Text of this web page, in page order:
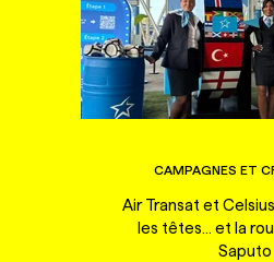
CAMPAGNES ET
Air Transat et
les têtes... et la
Saputo